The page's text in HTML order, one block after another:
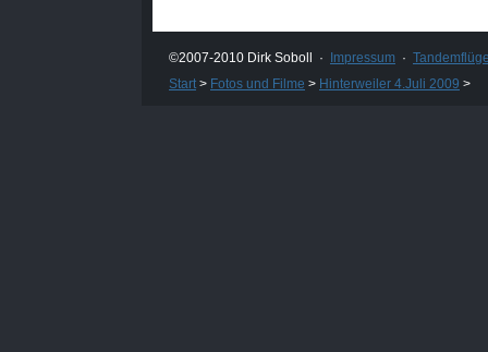
©2007-2010 Dirk Soboll · Impressum ·
Start > Fotos und Filme > Hinterweiler 4.Juli 2009 >